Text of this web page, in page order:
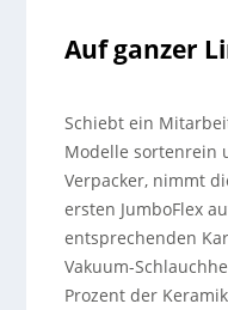
Auf ganzer
Schiebt ein
Modelle sortenrein
Verpacker, nimmt
ersten JumboFlex
entsprechenden
Vakuum-
Prozent der